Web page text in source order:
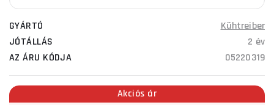
GYÁRTÓ
Kühtreiber
JÓTÁLLÁS
2 év
AZ ÁRU KÓDJA
05220319
Akciós ár